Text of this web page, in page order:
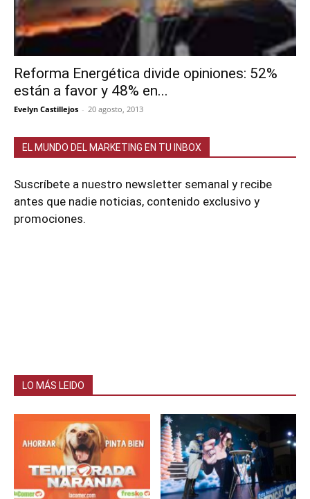
Reforma Energética divide opiniones: 52%
están a favor y 48% en...
Evelyn Castillejos - 20 agosto, 2013
EL MUNDO DEL MARKETING EN TU INBOX
Suscríbete a nuestro newsletter semanal y recibe
antes que nadie noticias, contenido exclusivo y
promociones.
LO MÁS LEIDO